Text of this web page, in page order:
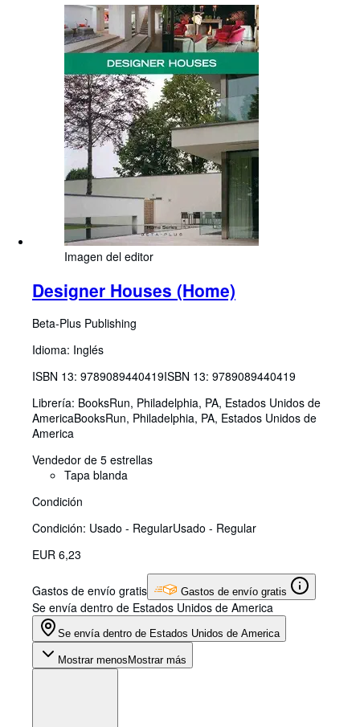
Imagen del editor
Designer Houses (Home)
Beta-Plus Publishing
Idioma: Inglés
ISBN 13: 9789089440419ISBN 13: 9789089440419
Librería: BooksRun, Philadelphia, PA, Estados Unidos de
AmericaBooksRun, Philadelphia, PA, Estados Unidos de
America
Vendedor de 5 estrellas
Tapa blanda
Condición
Condición: Usado - RegularUsado - Regular
EUR 6,23
Gastos de envío gratis Gastos de envío gratis
Se envía dentro de Estados Unidos de America
Se envía dentro de Estados Unidos de America
Mostrar menos Mostrar más